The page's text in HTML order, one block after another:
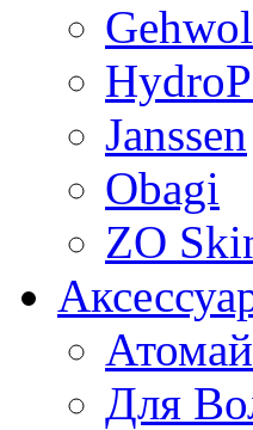
Gehwol
Janssen
Obagi
ZO
Для